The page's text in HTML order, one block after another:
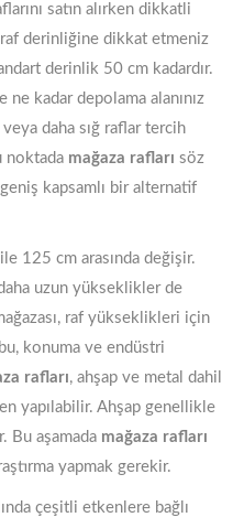
satın alırken dikkatli
derinliğine dikkat etmeniz
derinlik 50 cm kadardır.
ne kadar depolama alanınız
daha sığ raflar tercih
noktada mağaza rafları söz
kapsamlı bir alternatif
125 cm arasında değişir.
uzun yükseklikler de
raf yükseklikleri için
konuma ve endüstri
rafları, ahşap ve metal dahil
yapılabilir. Ahşap genellikle
Bu aşamada mağaza rafları
yapmak gerekir.
çeşitli etkenlere bağlı